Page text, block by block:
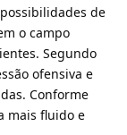
de
o campo
Segundo
ofensiva e
Conforme
mais fluido e